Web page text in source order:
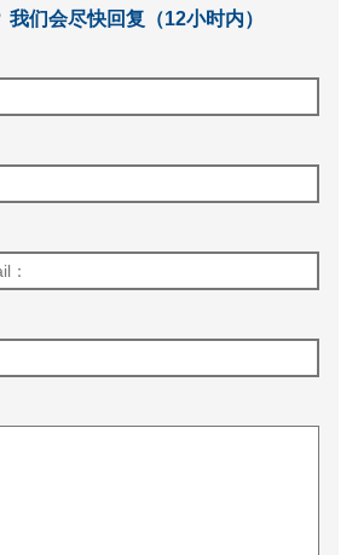
我们会尽快回复（12小时内）